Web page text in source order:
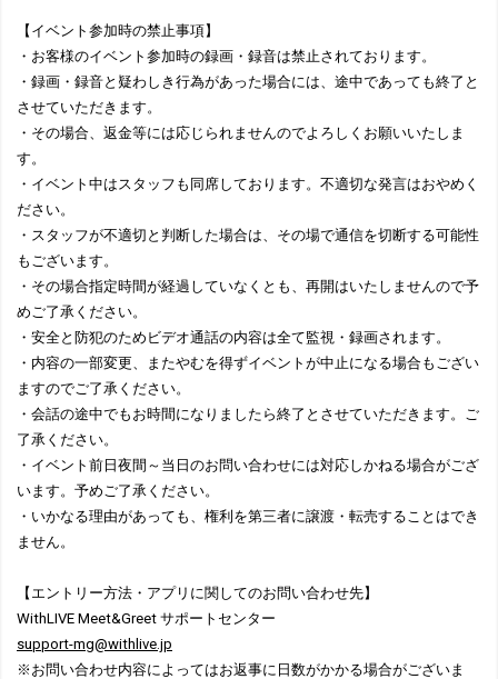
【イベント参加時の禁止事項】
・お客様のイベント参加時の録画・録音は禁止されております。
・録画・録音と疑わしき行為があった場合には、途中であっても終了と
させていただきます。
・その場合、返金等には応じられませんのでよろしくお願いいたしま
す。
・イベント中はスタッフも同席しております。不適切な発言はおやめく
ださい。
・スタッフが不適切と判断した場合は、その場で通信を切断する可能性
もございます。
・その場合指定時間が経過していなくとも、再開はいたしませんので予
めご了承ください。
・安全と防犯のためビデオ通話の内容は全て監視・録画されます。
・内容の一部変更、またやむを得ずイベントが中止になる場合もござい
ますのでご了承ください。
・会話の途中でもお時間になりましたら終了とさせていただきます。ご
了承ください。
・イベント前日夜間～当日のお問い合わせには対応しかねる場合がござ
います。予めご了承ください。
・いかなる理由があっても、権利を第三者に譲渡・転売することはでき
ません。
【エントリー方法・アプリに関してのお問い合わせ先】
WithLIVE Meet&Greet サポートセンター
support-mg@withlive.jp
※お問い合わせ内容によってはお返事に日数がかかる場合がございま